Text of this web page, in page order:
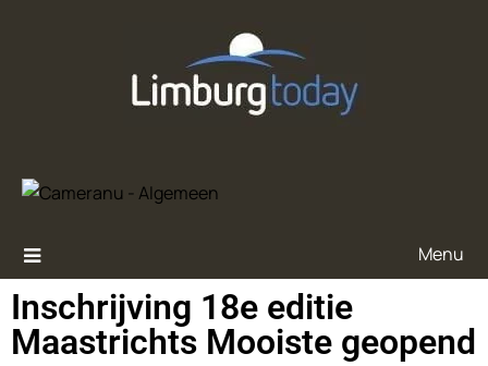
Menu
Inschrijving 18e editie
Maastrichts Mooiste geopend